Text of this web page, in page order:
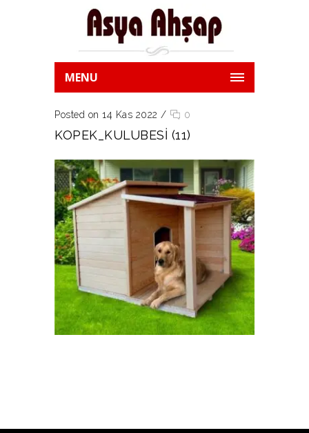
MENU
Posted on 14 Kas 2022 / 0
KOPEK_KULUBESI (11)